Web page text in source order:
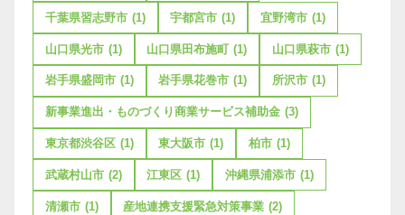
千葉県習志野市 (1) 宇都宮市 (1) 宜野湾市 (1)
山口県光市 (1) 山口県田布施町 (1) 山口県萩市 (1)
岩手県盛岡市 (1) 岩手県花巻市 (1) 所沢市 (1)
新事業進出・ものづくり商業サービス補助金 (3)
東京都渋谷区 (1) 東大阪市 (1) 柏市 (1)
武蔵村山市 (2) 江東区 (1) 沖縄県浦添市 (1)
清瀬市 (1) 産地連携支援緊急対策事業 (2)